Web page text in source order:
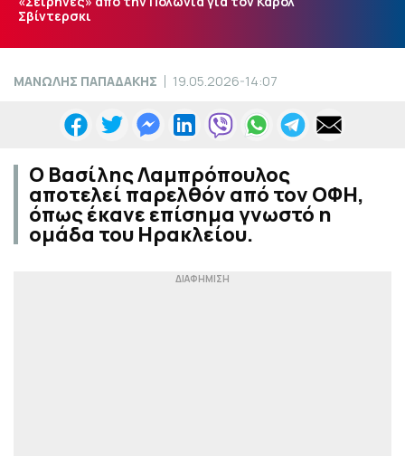
Σβίντερσκι
ΜΑΝΩΛΗΣ ΠΑΠΑΔΑΚΗΣ 19.05.2026-14:07
Ο Βασίλης Λαμπρόπουλος
αποτελεί παρελθόν από τον ΟΦΗ,
όπως έκανε επίσημα γνωστό η
ομάδα του Ηρακλείου.